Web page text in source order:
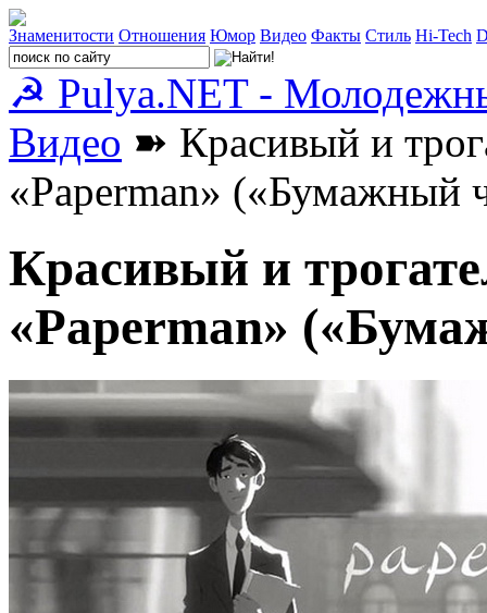
Знаменитости Отношения Юмор Видео Факты Стиль Hi-Tech
☭ Pulya.NET -
Видео ➽ Красивый и
«Paperman» («Бумажный
Красивый и
«Paperman»